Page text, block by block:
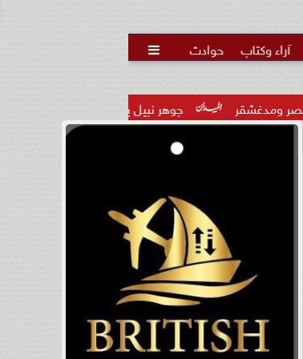
آراء وكتاب حوادث 
جوهر نبيل يهنئ لاعبي المنتخب القومي لألعاب القوي